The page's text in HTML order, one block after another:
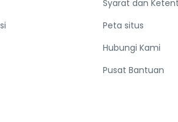
Syarat dan
Peta situs
Hubungi Kami
Pusat Bantuan